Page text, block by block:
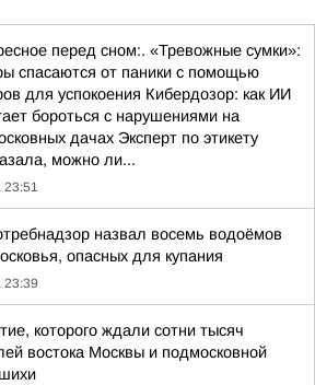
перед сном:. «Тревожные сумки»:
спасаются от паники с помощью
для успокоения Кибердозор: как ИИ
бороться с нарушениями на
дачах Эксперт по этикету
можно ли...
23:51
назвал восемь водоёмов
опасных для купания
23:39
которого ждали сотни тысяч
востока Москвы и подмосковной